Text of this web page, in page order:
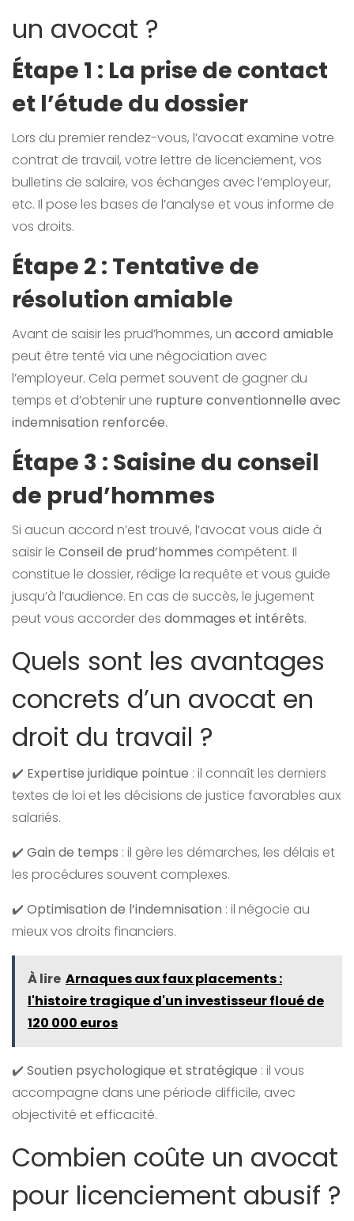
un avocat ?
Étape 1 : La prise de contact
et l’étude du dossier
Lors du premier rendez-vous, l’avocat examine votre
contrat de travail, votre lettre de licenciement, vos
bulletins de salaire, vos échanges avec l’employeur,
etc. Il pose les bases de l’analyse et vous informe de
vos droits.
Étape 2 : Tentative de
résolution amiable
Avant de saisir les prud’hommes, un accord amiable
peut être tenté via une négociation avec
l’employeur. Cela permet souvent de gagner du
temps et d’obtenir une rupture conventionnelle avec
indemnisation renforcée.
Étape 3 : Saisine du conseil
de prud’hommes
Si aucun accord n’est trouvé, l’avocat vous aide à
saisir le Conseil de prud’hommes compétent. Il
constitue le dossier, rédige la requête et vous guide
jusqu’à l’audience. En cas de succès, le jugement
peut vous accorder des dommages et intérêts.
Quels sont les avantages
concrets d’un avocat en
droit du travail ?
✔️ Expertise juridique pointue : il connaît les derniers
textes de loi et les décisions de justice favorables aux
salariés.
✔️ Gain de temps : il gère les démarches, les délais et
les procédures souvent complexes.
✔️ Optimisation de l’indemnisation : il négocie au
mieux vos droits financiers.
À lire Arnaques aux faux placements :
l'histoire tragique d'un investisseur floué de
120 000 euros
✔️ Soutien psychologique et stratégique : il vous
accompagne dans une période difficile, avec
objectivité et efficacité.
Combien coûte un avocat
pour licenciement abusif ?